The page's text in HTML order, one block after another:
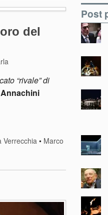
del
“rivale” di
Verrecchia • Marco
Post